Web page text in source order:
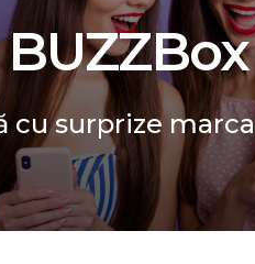
BUZZBox
cu surprize